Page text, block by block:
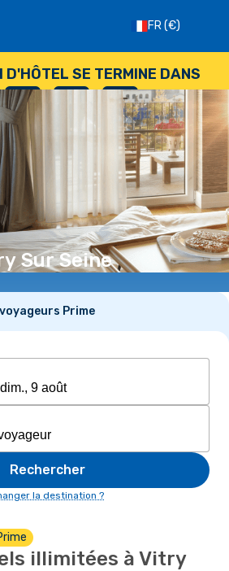
FR(€)
D'HÔTEL SE TERMINE DANS
--
HEURES
: --
SECONDES
Sur Seine
Prime
Rechercher
la destination ?
illimitées à Vitry